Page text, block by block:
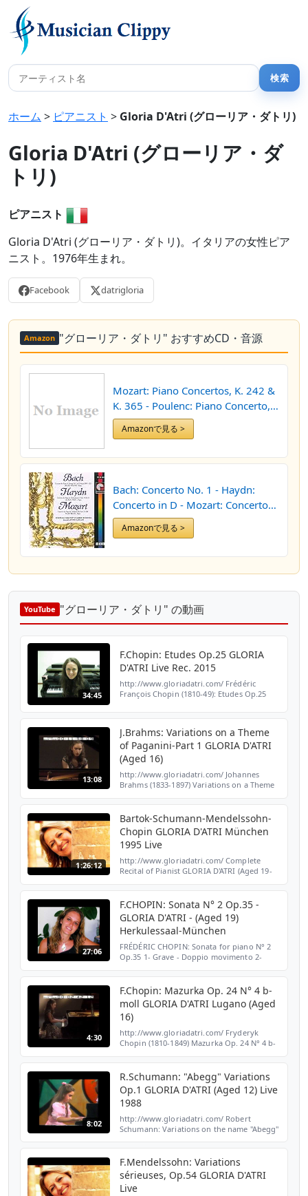
ホーム > ピアニスト > Gloria D'Atri (グローリア・ダトリ)
Gloria D'Atri (グローリア・ダ
トリ)
ピアニスト
Gloria D'Atri (グローリア・ダトリ)。イタリアの女性ピア
ニスト。1976年生まれ。
Facebook datrigloria
Amazon "グローリア・ダトリ" おすすめCD・音源
Mozart: Piano Concertos, K. 242 &
K. 365 - Poulenc: Piano Concerto,
FP 61
Amazonで見る >
Bach: Concerto No. 1 - Haydn:
Concerto in D - Mozart: Concerto
No. 8
Amazonで見る >
YouTube "グローリア・ダトリ" の動画
34:45
F.Chopin: Etudes Op.25 GLORIA
D'ATRI Live Rec. 2015
http://www.gloriadatri.com/ Frédéric
François Chopin (1810-49): Etudes Op.25
13:08
J.Brahms: Variations on a Theme
of Paganini-Part 1 GLORIA D'ATRI
(Aged 16)
http://www.gloriadatri.com/ Johannes
Brahms (1833-1897) Variations on a Theme
1:26:12
Bartok-Schumann-Mendelssohn-
Chopin GLORIA D'ATRI München
1995 Live
http://www.gloriadatri.com/ Complete
Recital of Pianist GLORIA D'ATRI (Aged 19-
41 Elegie N°2 8...
27:06
F.CHOPIN: Sonata N° 2 Op.35 -
GLORIA D'ATRI - (Aged 19)
Herkulessaal-München
FRÉDÉRIC CHOPIN: Sonata for piano N° 2
Op.35 1- Grave - Doppio movimento 2-
GLORIA D'ATRI (Ag...
4:30
F.Chopin: Mazurka Op. 24 N° 4 b-
moll GLORIA D'ATRI Lugano (Aged
16)
http://www.gloriadatri.com/ Fryderyk
Chopin (1810-1849) Mazurka Op. 24 N° 4 b-
8:02
R.Schumann: "Abegg" Variations
Op.1 GLORIA D'ATRI (Aged 12) Live
1988
http://www.gloriadatri.com/ Robert
Schumann: Variations on the name "Abegg"
MOZART Bologna, Teatro Comuna...
F.Mendelssohn: Variations
sérieuses, Op.54 GLORIA D'ATRI
Live